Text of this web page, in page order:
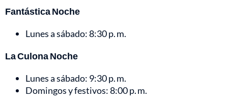
Fantástica Noche
Lunes a sábado: 8:30 p. m.
La Culona Noche
Lunes a sábado: 9:30 p. m.
Domingos y festivos: 8:00 p. m.